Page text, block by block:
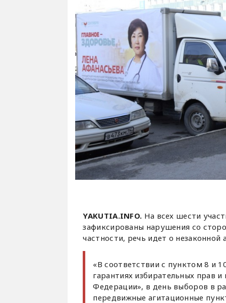
YAKUTIA.INFO. На всех шести
зафиксированы нарушения со
частности, речь идет о
«В соответствии с пунктом 8 и
гарантиях избирательных прав
Федерации», в день выборов в
передвижные агитационные